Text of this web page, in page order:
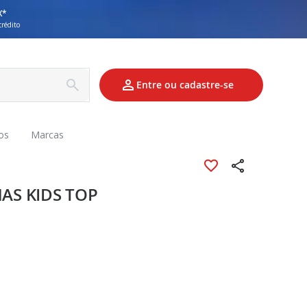
Entre ou cadastre-se
Marcas
KIDS TOP